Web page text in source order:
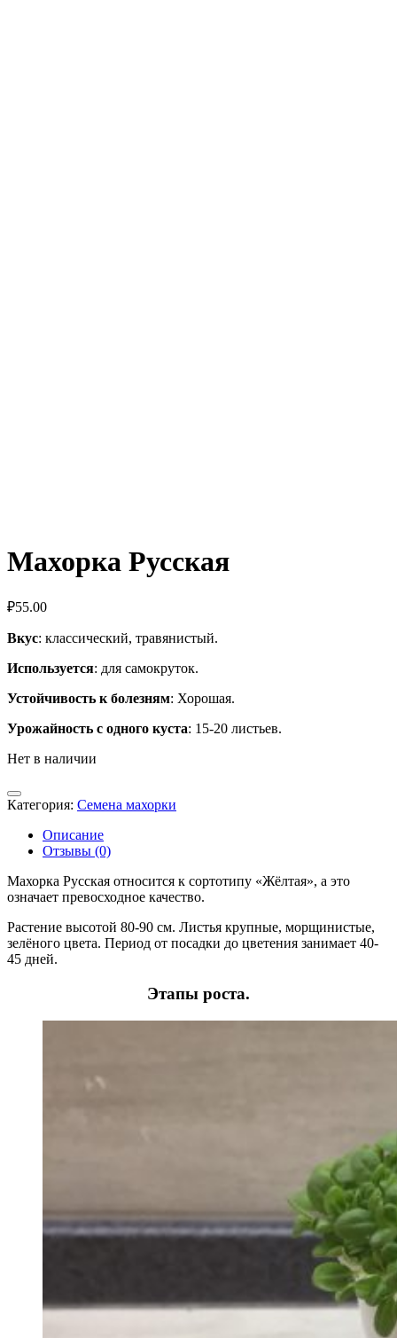
Махорка Русская
₽55.00
Вкус: классический, травянистый.
Используется: для самокруток.
Устойчивость к болезням: Хорошая.
Урожайность с одного куста: 15-20 листьев.
Нет в наличии
Категория: Семена махорки
Описание
Отзывы (0)
Махорка Русская относится к сортотипу «Жёлтая», а это
означает превосходное качество.
Растение высотой 80-90 см. Листья крупные, морщинистые,
зелёного цвета. Период от посадки до цветения занимает 40-
45 дней.
Этапы роста.